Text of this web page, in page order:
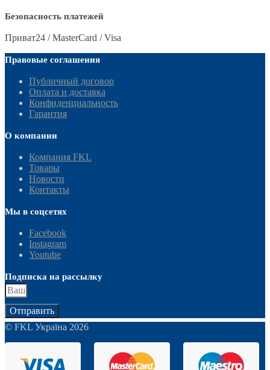
Безопасность платежей
Приват24 / MasterCard / Visa
Правовые соглашения
Публичный договор
Оплата и доставка
Конфиденциальность
Гарантия
О компании
Компания FKL
Товары
Новости
Контакты
Мы в соцсетях
Facebook
Instagram
Youtube
Подписка на рассылку
Отправить
© FKL Україна 2026